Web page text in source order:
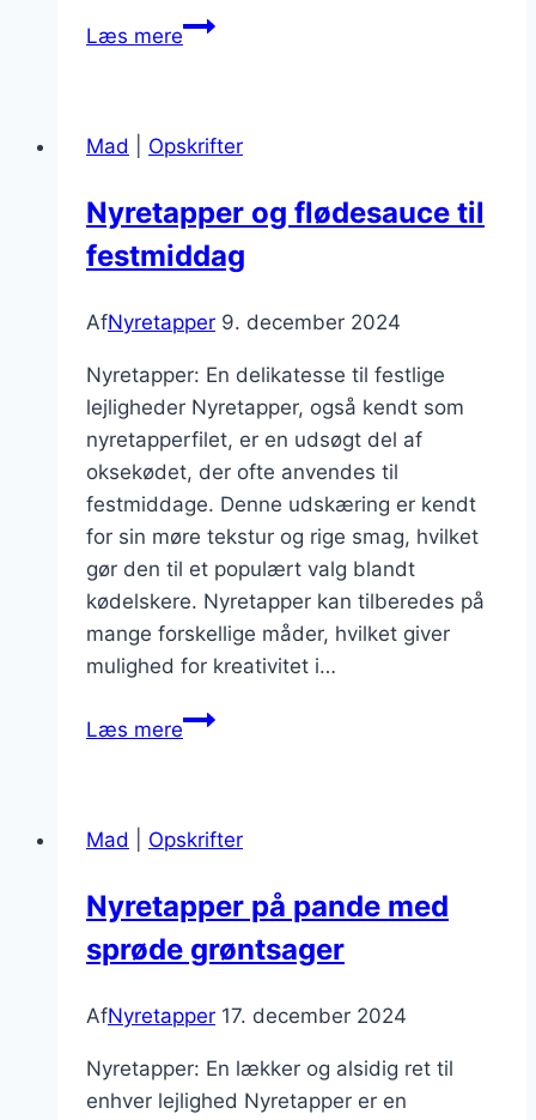
Læs mereNyretapper
en
twist
Mad Opskrifter
Nyretapper og flødesauce til
festmiddag
AfNyretapper 9. december 2024
Nyretapper: En delikatesse til festlige
lejligheder Nyretapper, også kendt som
nyretapperfilet, er en udsøgt del af
oksekødet, der ofte anvendes til
festmiddage. Denne udskæring er kendt
for sin møre tekstur og rige smag, hvilket
gør den til et populært valg blandt
kødelskere. Nyretapper kan tilberedes på
mange forskellige måder, hvilket giver
mulighed for kreativitet i…
Læs mereNyretapper
festmiddag
Mad Opskrifter
Nyretapper på pande med
sprøde grøntsager
AfNyretapper 17. december 2024
Nyretapper: En lækker og alsidig ret til
enhver lejlighed Nyretapper er en